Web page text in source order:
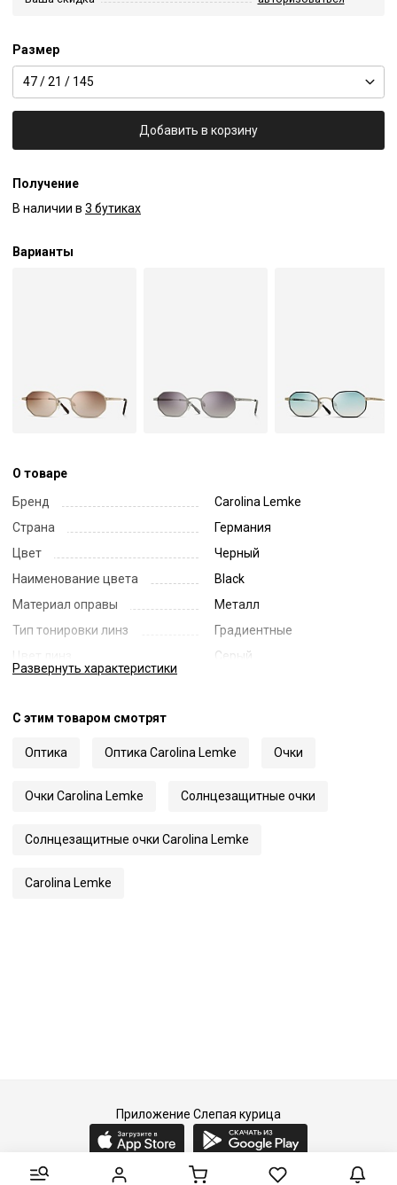
Размер
47 / 21 / 145
Добавить в корзину
Получение
В наличии в 3 бутиках
Варианты
О товаре
Бренд
Carolina Lemke
Страна
Германия
Цвет
Черный
Наименование цвета
Black
Материал оправы
Металл
Тип тонировки линз
Градиентные
Серый
Длина заушника
145
Развернуть характеристики
С этим товаром смотрят
Оптика Оптика Carolina Lemke Очки
Очки Carolina Lemke Солнцезащитные очки
Солнцезащитные очки Carolina Lemke
Carolina Lemke
Приложение Слепая курица